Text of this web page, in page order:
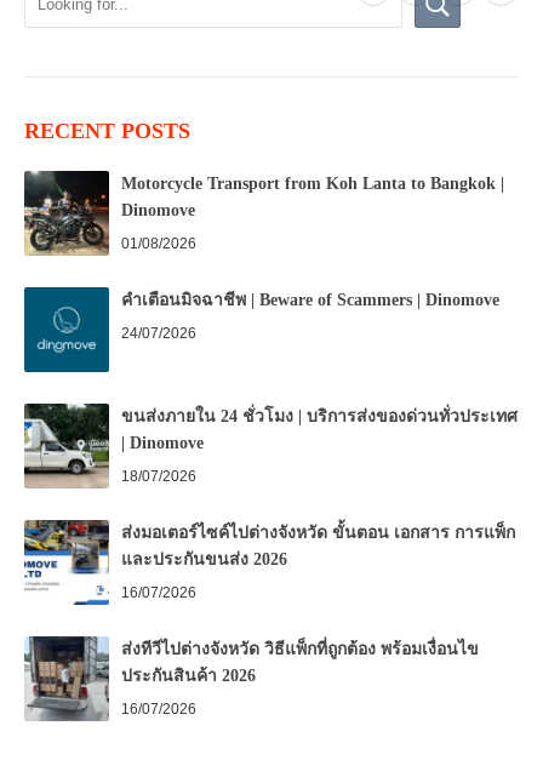
RECENT POSTS
Motorcycle Transport from Koh Lanta to Bangkok |
Dinomove
01/08/2026
คำเตือนมิจฉาชีพ | Beware of Scammers | Dinomove
24/07/2026
ขนส่งภายใน 24 ชั่วโมง | บริการส่งของด่วนทั่วประเทศ
| Dinomove
18/07/2026
ส่งมอเตอร์ไซค์ไปต่างจังหวัด ขั้นตอน เอกสาร การแพ็ก
และประกันขนส่ง 2026
16/07/2026
ส่งทีวีไปต่างจังหวัด วิธีแพ็กที่ถูกต้อง พร้อมเงื่อนไข
ประกันสินค้า 2026
16/07/2026